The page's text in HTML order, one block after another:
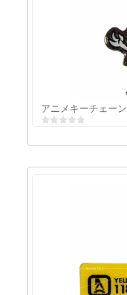
アニメキーチェーン